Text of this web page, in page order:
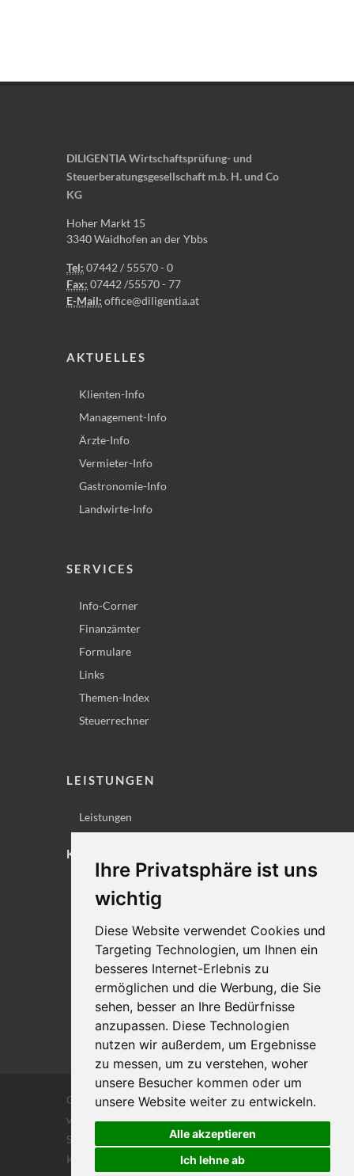
Ihre Privatsphäre ist uns
wichtig
Diese Website verwendet Cookies und
Targeting Technologien, um Ihnen ein
besseres Internet-Erlebnis zu
ermöglichen und die Werbung, die Sie
sehen, besser an Ihre Bedürfnisse
anzupassen. Diese Technologien
nutzen wir außerdem, um Ergebnisse
zu messen, um zu verstehen, woher
unsere Besucher kommen oder um
unsere Website weiter zu entwickeln.
Alle akzeptieren
Ich lehne ab
DILIGENTIA Wirtschaftsprüfung- und
Steuerberatungsgesellschaft m.b. H. und Co
KG
Hoher Markt 15
3340 Waidhofen an der Ybbs
Tel: 07442 / 55570 - 0
Fax: 07442 /55570 - 77
E-Mail: office@diligentia.at
AKTUELLES
Klienten-Info
Management-Info
Ärzte-Info
Vermieter-Info
Gastronomie-Info
Landwirte-Info
SERVICES
Info-Corner
Finanzämter
Formulare
Links
Themen-Index
Steuerrechner
LEISTUNGEN
Leistungen
KONTAKT
Lageplan
Datenschutz
Cookie-Einstellungen
Copyrights © 2026 Alle Rechte vorbehalten
von DILIGENTIA Wirtschaftsprüfung- und
Steuerberatungsgesellschaft m.b. H. und Co
KG